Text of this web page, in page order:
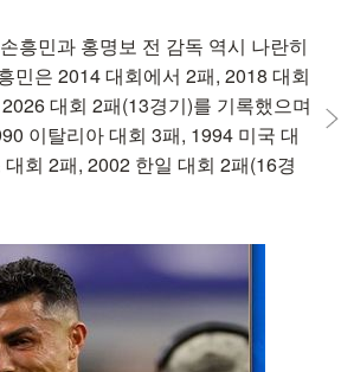
흥민과 홍명보 전 감독 역시 나란히
민은 2014 대회에서 2패, 2018 대회
대회 2패(13경기)를 기록했으며
이탈리아 대회 3패, 1994 미국 대
회 2패, 2002 한일 대회 2패(16경